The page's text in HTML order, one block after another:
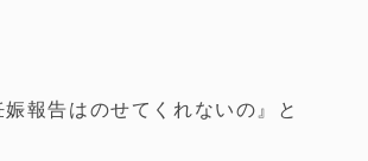
娠報告はのせてくれないの』と